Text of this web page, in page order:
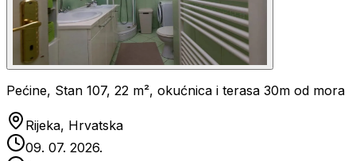
Pećine, Stan 107, 22 m², okućnica i terasa 30m od mora
Rijeka, Hrvatska
09. 07. 2026.